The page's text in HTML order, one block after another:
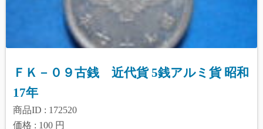
ＦＫ－０９古銭 近代貨 5銭アルミ貨 昭和
17年
商品ID : 172520
価格 : 100 円